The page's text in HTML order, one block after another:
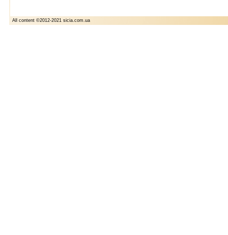
All content ©2012-2021 sicia.com.ua